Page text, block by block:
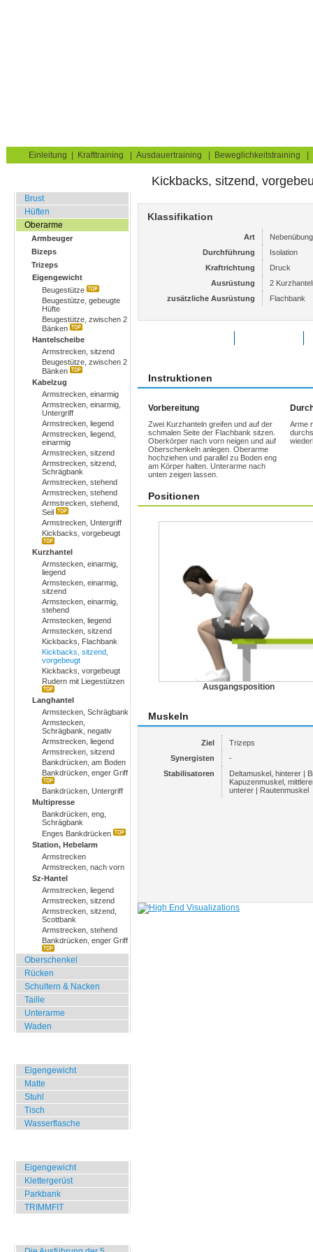
Einleitung Krafttraining Ausdauertraining Beweglichkeitstraining
Brust
Hüften
Oberarme
Armbeuger
Bizeps
Trizeps
Eigengewicht
Beugestütze
Beugestütze, gebeugte
Hüfte
Beugestütze, zwischen 2
Bänken
Hantelscheibe
Armstrecken, sitzend
Beugestütze, zwischen 2
Bänken
Kabelzug
Armstrecken, einarmig
Armstrecken, einarmig,
Untergriff
Armstrecken, liegend
Armstrecken, liegend,
einarmig
Armstrecken, sitzend
Armstrecken, sitzend,
Schrägbank
Armstrecken, stehend
Armstrecken, stehend
Armstrecken, stehend,
Seil
Armstrecken, Untergriff
Kickbacks, vorgebeugt
Kurzhantel
Armstecken, einarmig,
liegend
Armstecken, einarmig,
sitzend
Armstecken, einarmig,
stehend
Armstecken, liegend
Armstecken, sitzend
Kickbacks, Flachbank
Kickbacks, sitzend,
vorgebeugt
Kickbacks, vorgebeugt
Rudern mit Liegestützen
Langhantel
Armstecken, Schrägbank
Armstecken,
Schrägbank, negativ
Armstrecken, liegend
Armstrecken, sitzend
Bankdrücken, am Boden
Bankdrücken, enger Griff
Bankdrücken, Untergriff
Multipresse
Bankdrücken, eng,
Schrägbank
Enges Bankdrücken
Station, Hebelarm
Armstrecken
Armstrecken, nach vorn
Sz-Hantel
Armstrecken, liegend
Armstrecken, sitzend
Armstrecken, sitzend,
Scottbank
Armstrecken, stehend
Bankdrücken, enger Griff
Oberschenkel
Rücken
Schultern & Nacken
Taille
Unterarme
Waden
Eigengewicht
Matte
Stuhl
Tisch
Wasserflasche
Eigengewicht
Klettergerüst
Parkbank
TRIMMFIT
Kickbacks, sitzend,
Klassifikation
Art
Nebenübung
Durchführung
Isolation
Kraftrichtung
Druck
Ausrüstung
2
zusätzliche Ausrüstung
Flachbank
Instruktionen
Vorbereitung
Zwei Kurzhanteln greifen und auf der
schmalen Seite der Flachbank sitzen.
Oberkörper nach vorn neigen und auf
Oberschenkeln anlegen. Oberarme
hochziehen und parallel zu Boden eng
am Körper halten. Unterarme nach
unten zeigen lassen.
Arme
Positionen
Ausgangsposition
Muskeln
Ziel
Trizeps
Synergisten
-
Stabilisatoren
Deltamuskel, hinterer |
Kapuzenmuskel,
unterer | Rautenmuskel